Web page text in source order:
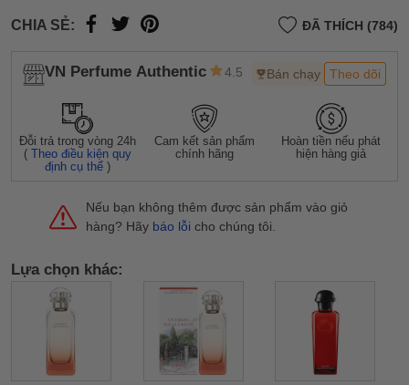
CHIA SẺ: ĐÃ THÍCH (784)
VN Perfume Authentic 4.5 Bán chạy Theo dõi
Đỗi trả trong vòng 24h
(Theo điều kiện quy
định cụ thể )
Cam kết sản phẩm
chính hãng
Hoàn tiền nếu phát
hiện hàng giả
Nếu bạn không thêm được sản phẩm vào giỏ
hàng? Hãy báo lỗi cho chúng tôi.
Lựa chọn khác: